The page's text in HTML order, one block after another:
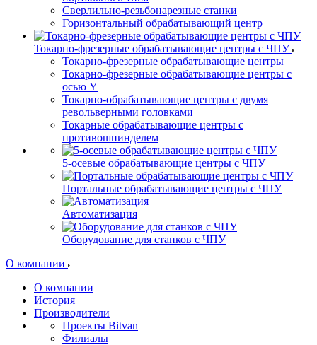
Сверлильно-резьбонарезные станки
Горизонтальный обрабатывающий центр
Токарно-фрезерные обрабатывающие центры с ЧПУ
Токарно-фрезерные обрабатывающие центры
Токарно-фрезерные обрабатывающие центры с
осью Y
Токарно-обрабатывающие центры c двумя
револьверными головками
Токарные обрабатывающие центры с
противошпинделем
5-осевые обрабатывающие центры с ЧПУ
Портальные обрабатывающие центры с ЧПУ
Автоматизация
Оборудование для станков с ЧПУ
О компании
О компании
История
Производители
Проекты Bitvan
Филиалы